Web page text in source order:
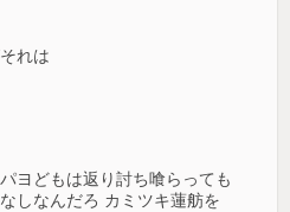
れは
ヨどもは返り討ち喰らっても
しなんだろ カミツキ蓮舫を